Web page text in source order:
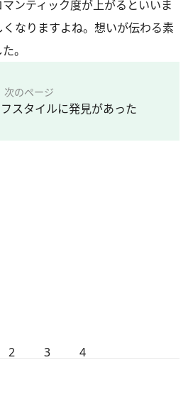
ンティック度が上がるといいま
なりますよね。想いが伝わる素
。
次のページ
スタイルに発見があった
2 3 4